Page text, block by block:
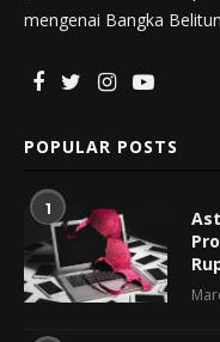
mengenai Bangka
POPULAR POSTS
1